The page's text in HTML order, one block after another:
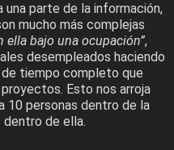
una parte de la información,
mucho más complejas
ella bajo una ocupación”,
desempleados haciendo
tiempo completo que
Esto nos arroja
10 personas dentro de la
de ella.